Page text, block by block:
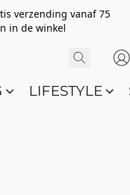
verzending vanaf 75
in de winkel
LIFESTYLE